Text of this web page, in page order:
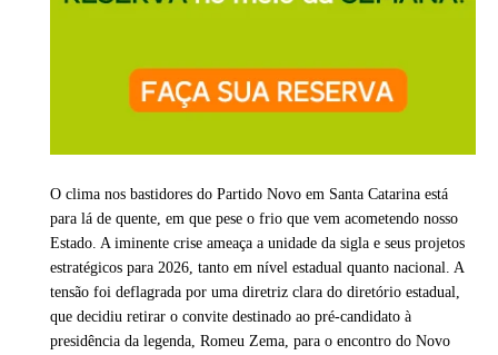
O clima nos bastidores do Partido Novo em Santa Catarina está
para lá de quente, em que pese o frio que vem acometendo nosso
Estado. A iminente crise ameaça a unidade da sigla e seus projetos
estratégicos para 2026, tanto em nível estadual quanto nacional. A
tensão foi deflagrada por uma diretriz clara do diretório estadual,
que decidiu retirar o convite destinado ao pré-candidato à
presidência da legenda, Romeu Zema, para o encontro do Novo